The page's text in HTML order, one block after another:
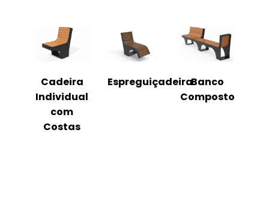
Cadeira
Individual
com
Costas
EspreguiçadeiraBanco
Composto